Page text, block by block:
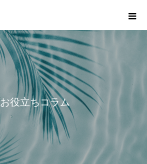
お役立ちコラム